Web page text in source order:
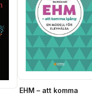
EHM – att komma